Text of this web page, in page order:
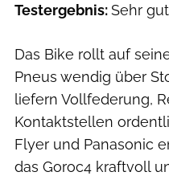
Testergebnis:Sehr
Das Bike rollt auf
Pneus wendig über
liefern Vollfederung,
Kontaktstellen
Flyer und Panasonic
das Goroc4 kraftvoll